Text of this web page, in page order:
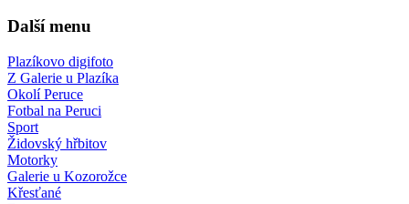
Další menu
Plazíkovo digifoto
Z Galerie u Plazíka
Okolí Peruce
Fotbal na Peruci
Sport
Židovský hřbitov
Motorky
Galerie u Kozorožce
Křesťané